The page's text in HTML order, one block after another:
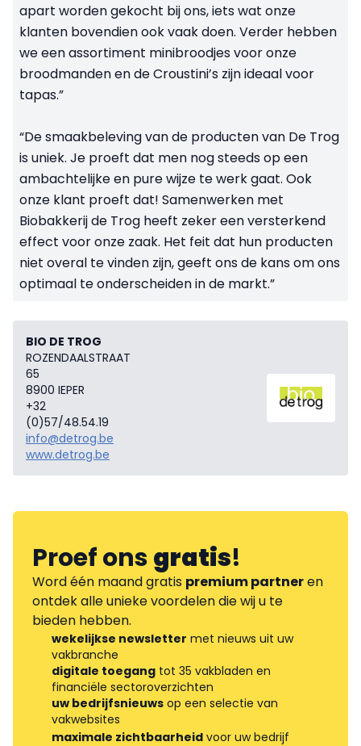
apart worden gekocht bij ons, iets wat onze
klanten bovendien ook vaak doen. Verder hebben
we een assortiment minibroodjes voor onze
broodmanden en de Croustini’s zijn ideaal voor
tapas.”
“De smaakbeleving van de producten van De Trog
is uniek. Je proeft dat men nog steeds op een
ambachtelijke en pure wijze te werk gaat. Ook
onze klant proeft dat! Samenwerken met
Biobakkerij de Trog heeft zeker een versterkend
effect voor onze zaak. Het feit dat hun producten
niet overal te vinden zijn, geeft ons de kans om ons
optimaal te onderscheiden in de markt.”
BIO DE TROG
ROZENDAALSTRAAT
65
8900 IEPER
+32
(0)57/48.54.19
info@detrog.be
www.detrog.be
Proef onsgratis!
Word één maand gratis premium partneren
ontdek alle unieke voordelen die wij u te
bieden hebben.
wekelijkse newsletter met nieuws uit uw
vakbranche
digitale toegang tot 35 vakbladen en
financiële sectoroverzichten
uw bedrijfsnieuws op een selectie van
vakwebsites
maximale zichtbaarheid voor uw bedrijf